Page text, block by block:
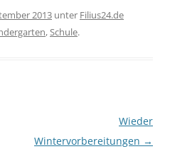
2013 unter Filius24.de
,Schule.
Wieder
Wintervorbereitungen →